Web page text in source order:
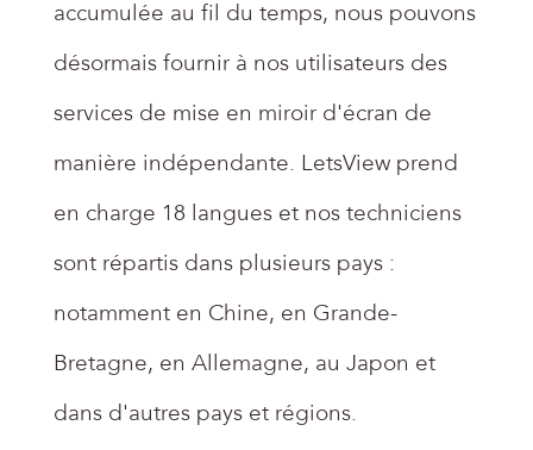
accumulée au fil du temps, nous pouvons
désormais fournir à nos utilisateurs des
services de mise en miroir d'écran de
manière indépendante. LetsView prend
en charge 18 langues et nos techniciens
sont répartis dans plusieurs pays :
notamment en Chine, en Grande-
Bretagne, en Allemagne, au Japon et
dans d'autres pays et régions.